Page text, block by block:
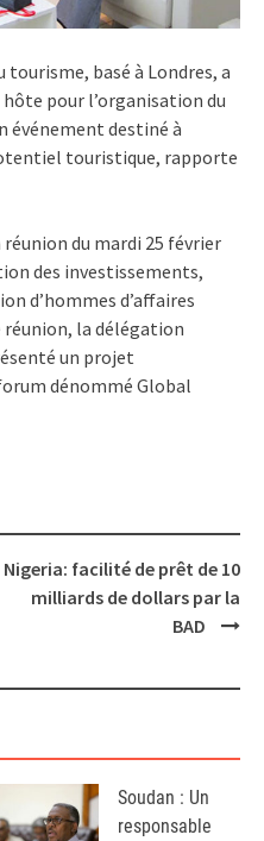
basé à Londres, a
pour l’organisation du
événement destiné à
touristique, rapporte
réunion du mardi 25 février
des investissements,
d’hommes d’affaires
la délégation
un projet
dénommé Global
Nigeria: facilité de prêt de 10
milliards de dollars par la
BAD
Soudan : Un
responsable